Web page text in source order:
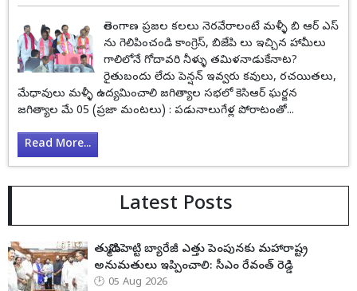
తెలంగాణ ప్రజల కలలు నెరవేరాలంటే మళ్ళీ బి ఆర్ ఎస్
ను గెలిపించండి కాంగ్రెస్, బిజేపి లు ఇచ్చిన హామీలు
గాలిలోనే గోదావరి నీళ్ళు తమిళనాడుకేనాట?
రైతుబందు లేదు పెన్షన్ ఇవ్వరు కవులు, రచయితలు,
మేధావులు మళ్ళీ ఉద్యమించాలి జగిత్యాల సభలో కెసిఆర్ ఘర్జన
జగిత్యాల మే 05 (ప్రజా మంటలు) : పడునాలుగేళ్ల పోరాటంతో...
Read More...
Latest Posts
తుమ్మిడిహెట్టి బ్యారేజీ ఎత్తు పెంపునకు మహారాష్ట్ర
అనుమతులు ఇప్పించాలి: సీఎం రేవంత్ రెడ్డి
05 Aug 2026